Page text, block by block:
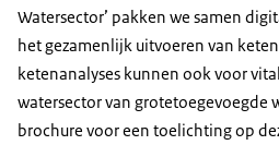
Watersector’ pakken we samen
het gezamenlijk uitvoeren van
ketenanalyses kunnen ook voor
watersector van grotetoegevoegde
brochure voor een toelichting op